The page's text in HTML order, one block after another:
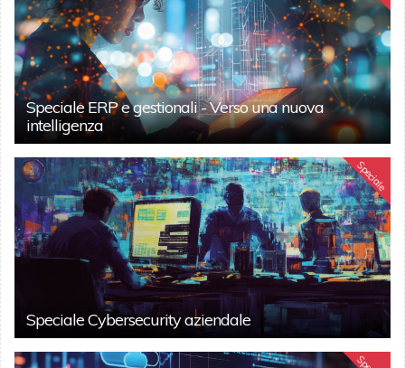
Speciale ERP e gestionali - Verso una nuova
intelligenza
Speciale
Speciale Cybersecurity aziendale